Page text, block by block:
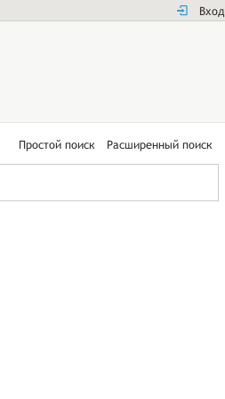
Вход
Простой поиск Расширенный поиск